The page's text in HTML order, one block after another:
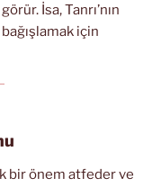
İsa, Tanrı’nın
için
bir önem atfeder ve